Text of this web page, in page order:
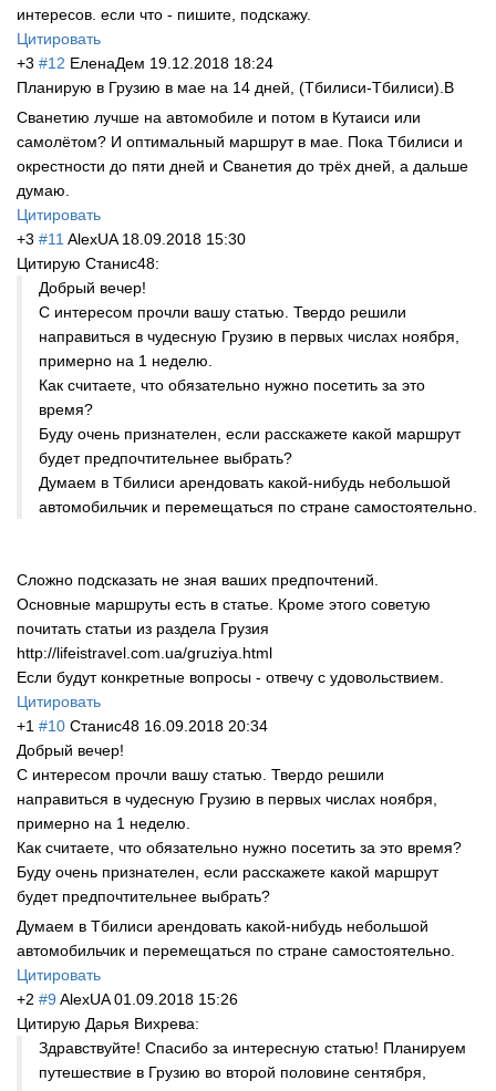
интересов. если что - пишите, подскажу.
Цитировать
+3 #12 ЕленаДем 19.12.2018 18:24
Планирую в Грузию в мае на 14 дней, (Тбилиси-Тбилиси).В
Сванетию лучше на автомобиле и потом в Кутаиси или
самолётом? И оптимальный маршрут в мае. Пока Тбилиси и
окрестности до пяти дней и Сванетия до трёх дней, а дальше
думаю.
Цитировать
+3 #11 AlexUA 18.09.2018 15:30
Цитирую Станис48:
Добрый вечер!
С интересом прочли вашу статью. Твердо решили
направиться в чудесную Грузию в первых числах ноября,
примерно на 1 неделю.
Как считаете, что обязательно нужно посетить за это
время?
Буду очень признателен, если расскажете какой маршрут
будет предпочтительнее выбрать?
Думаем в Тбилиси арендовать какой-нибудь небольшой
автомобильчик и перемещаться по стране самостоятельно.
Сложно подсказать не зная ваших предпочтений.
Основные маршруты есть в статье. Кроме этого советую
почитать статьи из раздела Грузия
http://lifeistravel.com.ua/gruziya.html
Если будут конкретные вопросы - отвечу с удовольствием.
Цитировать
+1 #10 Станис48 16.09.2018 20:34
Добрый вечер!
С интересом прочли вашу статью. Твердо решили
направиться в чудесную Грузию в первых числах ноября,
примерно на 1 неделю.
Как считаете, что обязательно нужно посетить за это время?
Буду очень признателен, если расскажете какой маршрут
будет предпочтительнее выбрать?
Думаем в Тбилиси арендовать какой-нибудь небольшой
автомобильчик и перемещаться по стране самостоятельно.
Цитировать
+2 #9 AlexUA 01.09.2018 15:26
Цитирую Дарья Вихрева:
Здравствуйте! Спасибо за интересную статью! Планируем
путешествие в Грузию во второй половине сентября,